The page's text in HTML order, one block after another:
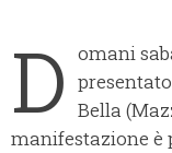
D omani
Bella
manifestazione è